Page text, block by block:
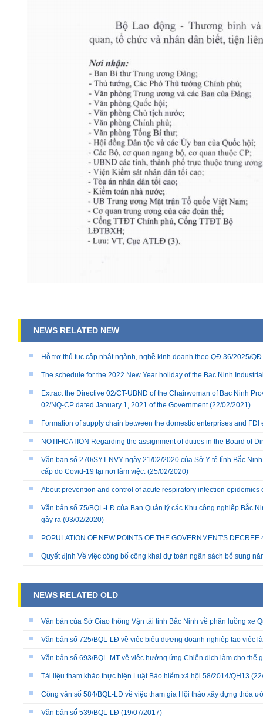
NEWS RELATED NEW
Hỗ trợ thủ tục cập nhật ngành, nghề kinh doanh theo QĐ 36/2025/
The schedule for the 2022 New Year holiday of the Bac Ninh
Extract the Directive 02/CT-UBND of the Chairwoman of Bac Ninh
02/NQ-CP dated January 1, 2021 of the Government(22/02/2021)
Formation of supply chain between the domestic enterprises and FDI
NOTIFICATION Regarding the assignment of duties in the Board of
Văn ban số 270/SYT-NVY ngày 21/02/2020 của Sở Y tế tỉnh Bắc
cấp do Covid-19 tại nơi làm việc. (25/02/2020)
About prevention and control of acute respiratory infection epidemics
Văn bản số 75/BQL-LĐ của Ban Quản lý các Khu công nghiệp Bắc
gây ra (03/02/2020)
POPULATION OF NEW POINTS OF THE GOVERNMENT'S
Quyết định Về việc công bố công khai dự toán ngân sách bổ sung
NEWS RELATED OLD
Văn bản của Sở Giao thông Vận tải tỉnh Bắc Ninh về phân luồng xe
Văn bản số 725/BQL-LĐ về việc biểu dương doanh nghiệp tạo việc
Văn bản số 693/BQL-MT về việc hưởng ứng Chiến dịch làm cho thế
Tài liệu tham khảo thực hiện Luật Bảo hiểm xã hội 58/2014/QH13
Công văn số 584/BQL-LĐ về việc tham gia Hội thảo xây dựng thỏa
Văn bản số 539/BQL-LĐ (19/07/2017)